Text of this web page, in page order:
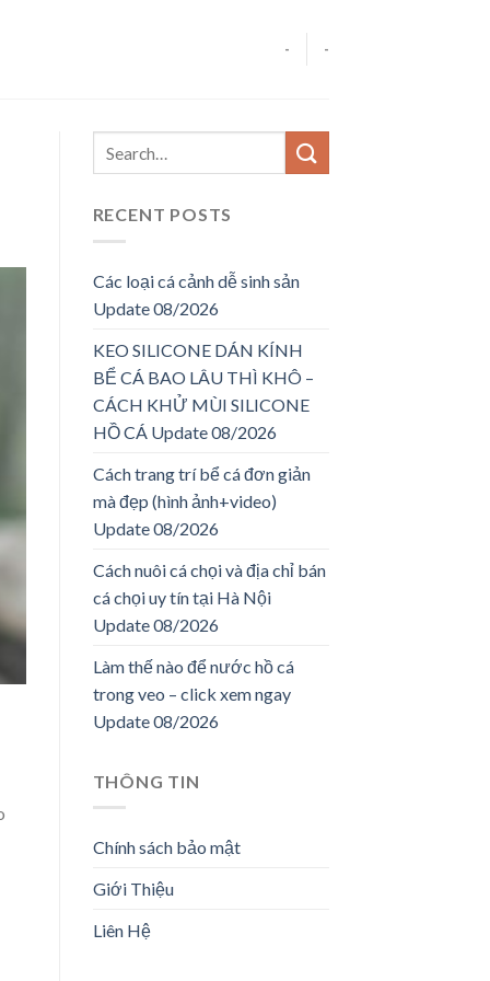
- -
RECENT POSTS
Các loại cá cảnh dễ sinh sản
Update 08/2026
KEO SILICONE DÁN KÍNH
BỂ CÁ BAO LÂU THÌ KHÔ –
CÁCH KHỬ MÙI SILICONE
HỒ CÁ Update 08/2026
Cách trang trí bể cá đơn giản
mà đẹp (hình ảnh+video)
Update 08/2026
Cách nuôi cá chọi và địa chỉ bán
cá chọi uy tín tại Hà Nội
Update 08/2026
Làm thế nào để nước hồ cá
trong veo – click xem ngay
Update 08/2026
THÔNG TIN
Chính sách bảo mật
Giới Thiệu
Liên Hệ